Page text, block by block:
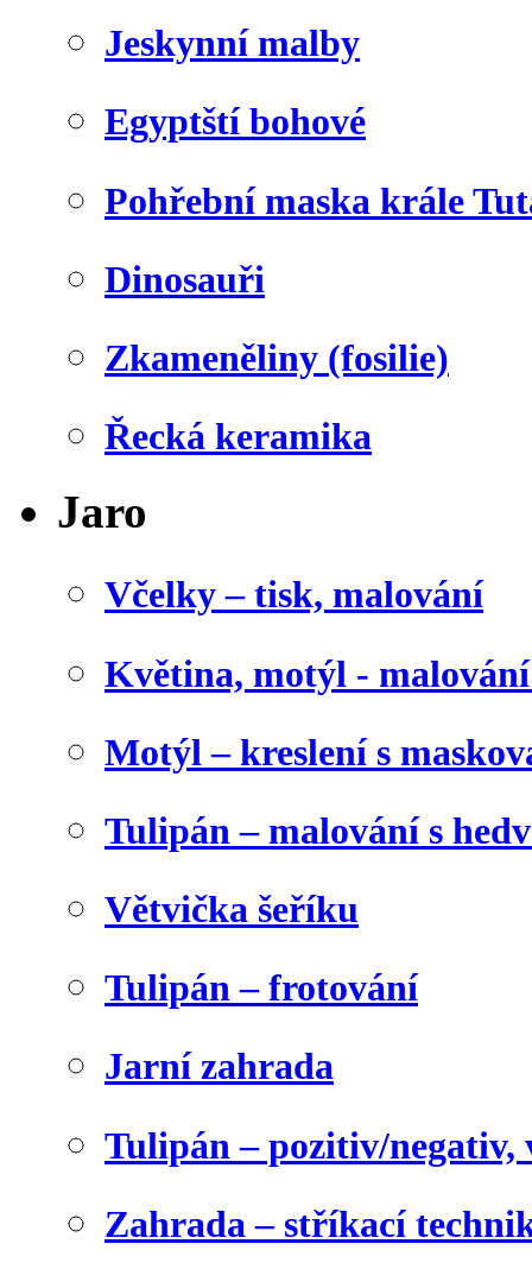
Jeskynní malby
Egyptští bohové
Pohřební maska krále
Dinosauři
Zkameněliny (fosilie)
Řecká keramika
Jaro
Včelky – tisk, malování
Květina, motýl -
Motýl – kreslení s
Tulipán – malování s
Větvička šeříku
Tulipán – frotování
Jarní zahrada
Tulipán – pozitiv/negativ,
Zahrada – stříkací